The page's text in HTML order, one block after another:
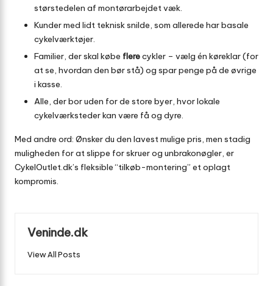
størstedelen af montørarbejdet væk.
Kunder med lidt teknisk snilde, som allerede har basale
cykelværktøjer.
Familier, der skal købe flerecykler – vælg én køreklar (for
at se, hvordan den bør stå) og spar penge på de øvrige
i kasse.
Alle, der bor uden for de store byer, hvor lokale
cykelværksteder kan være få og dyre.
Med andre ord: Ønsker du den lavest mulige pris, men stadig
muligheden for at slippe for skruer og unbrakonøgler, er
CykelOutlet.dk’s fleksible “tilkøb-montering” et oplagt
kompromis.
Veninde.dk
View All Posts